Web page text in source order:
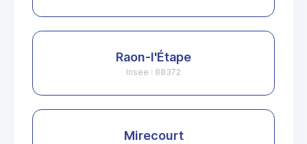
Raon-l'Étape
Insee : 88372
Mirecourt